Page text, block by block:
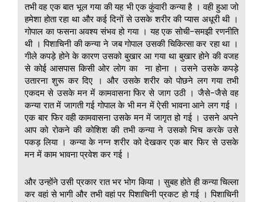
तभी वह एक बात भूल गया की यह भी एक कुंवारी कन्या है । वही हुआ जो
हमेशा होता रहा था और कई दिनों से उसके शरीर की प्यास अधूरी थी ।
गोपाल का फसना अवश्य संभव हो गया । यह एक सोची-समझी रणनीति
थी । पिशाचिनी की कन्या ने जब गोपाल उसकी चिकित्सा कर रहा था ।
गीले कपड़े होने के कारण उसको बुखार आ गया था बुखार होने की वजह
से कोई आसपास किसी ओर लोग का ना होना । उसने उसके कपड़े
उतारना शुरू कर दिए । और उसके शरीर को पोछने लग गया तभी
एकदम से उसके मन में कामवासना फिर से जाग उठी । जैसे-जैसे वह
कन्या रात में जागती गई गोपाल के भी मन में ऐसी भावना आने लग गई ।
एक बार फिर वही कामवासना उसके मन में जागृत हो गई । उसने अपने
आप को रोकने की कोशिश की तभी कन्या ने उसको भिच करके उसे
पकड़ लिया । कन्या के नग्न शरीर को देखकर एक बार फिर से उसके
मन में काम भावना प्रवेश कर गई ।
और उन्होंने उसी प्रकार रात भर भोग किया । सुबह होते ही कन्या चिल्ला
कर वहां से भागी और तभी वहां पर पिशाचिनी प्रकट हो गई । पिशाचिनी